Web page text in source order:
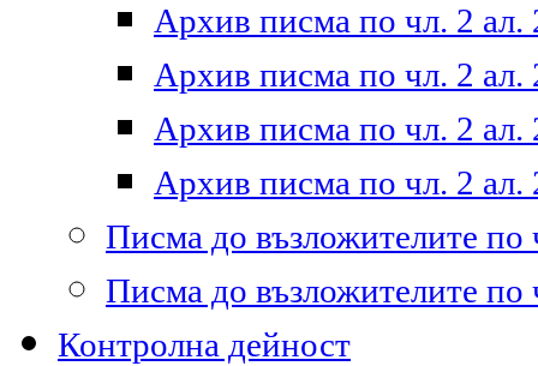
Архив писма по чл. 2 ал.
Архив писма по чл. 2 ал.
Архив писма по чл. 2 ал.
Архив писма по чл. 2 ал.
Писма до възложителите по
Писма до възложителите по
Контролна дейност